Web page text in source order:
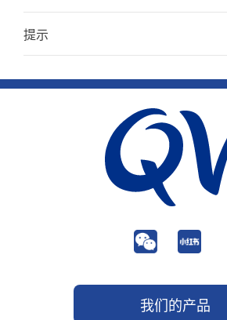
提示
我们的产品